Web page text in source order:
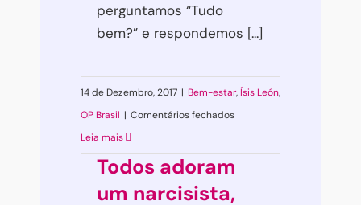
perguntamos “Tudo
bem?” e respondemos [...]
14 de Dezembro, 2017 | Bem-estar,Ísis León,
OP Brasil | Comentários fechadosem
Leia mais
Todos adoram
um narcisista,